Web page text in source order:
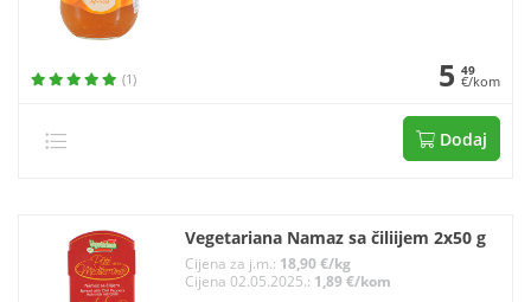
(1) 5 49
€/kom
Dodaj
Vegetariana Namaz sa čiliijem 2x50 g
Cijena za j.m.: 18,90 €/kg
Cijena 02.05.2025.: 1,89 €/kom